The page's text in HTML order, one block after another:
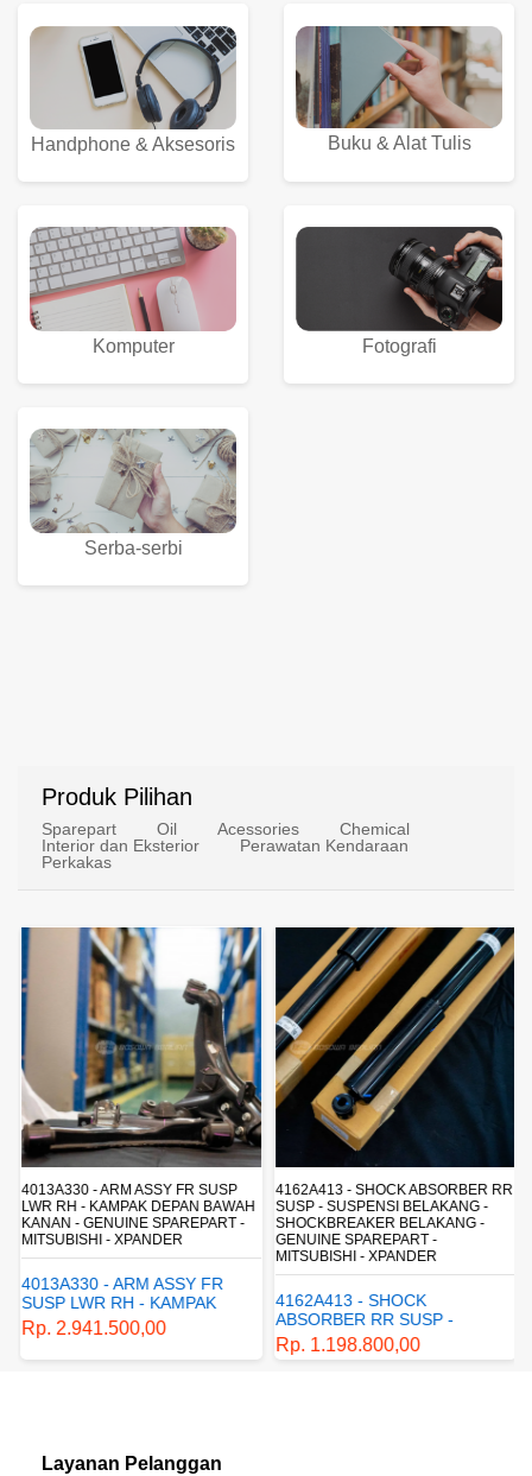
Handphone & Aksesoris Buku & Alat Tulis
Komputer Fotografi
Serba-serbi
Produk Pilihan
Sparepart Oil Acessories
Chemical
Interior dan Eksterior
Perawatan Kendaraan
Perkakas
4013A330 - ARM ASSY FR SUSP
LWR RH - KAMPAK DEPAN BAWAH
KANAN - GENUINE SPAREPART -
MITSUBISHI - XPANDER
4013A330 - ARM ASSY FR
SUSP LWR RH - KAMPAK
DEPAN BAWAH KANAN -
GENUINE SPAREPART -
MITSUBISHI - XPANDER
Rp. 2.941.500,00
4162A413 - SHOCK ABSORBER RR
SUSP - SUSPENSI BELAKANG -
SHOCKBREAKER BELAKANG -
GENUINE SPAREPART -
MITSUBISHI - XPANDER
4162A413 - SHOCK
ABSORBER RR SUSP -
SUSPENSI BELAKANG -
SHOCKBREAKER BELAKANG
Rp. 1.198.800,00
Layanan Pelanggan